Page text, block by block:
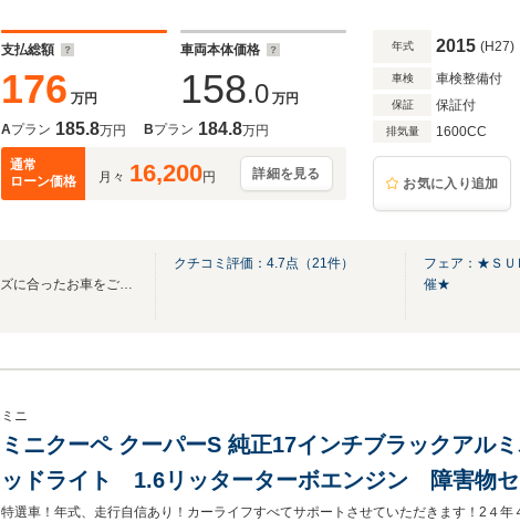
支払総額
176 万円
車両本体価格
158.0 万円
Aプラン 185.8万円 Bプラン 184.8万円
通常
ローン価格
月々 16,200円 詳細を見る
年式 2015 (H27)
車検 車検整備付
保証 保証付
排気量 1600CC
お気に入り追加
大型展示場の中からお客様のニーズに合ったお車をご紹介させて頂きます！
クチコミ評価： 4.7点（21件）
フェア：★Ｓ
催★
ミニ
ミニクーペ クーパーS 純正17インチブラックアル
ッドライト 1.6リッターターボエンジン 障害物
ETC キーレスエントリー 取説保証書 3ヶ月安